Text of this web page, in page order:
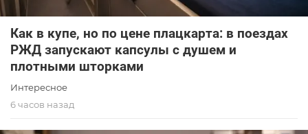
Как в купе, но по цене плацкарта: в поездах
РЖД запускают капсулы с душем и
плотными шторками
Интересное
6 часов назад